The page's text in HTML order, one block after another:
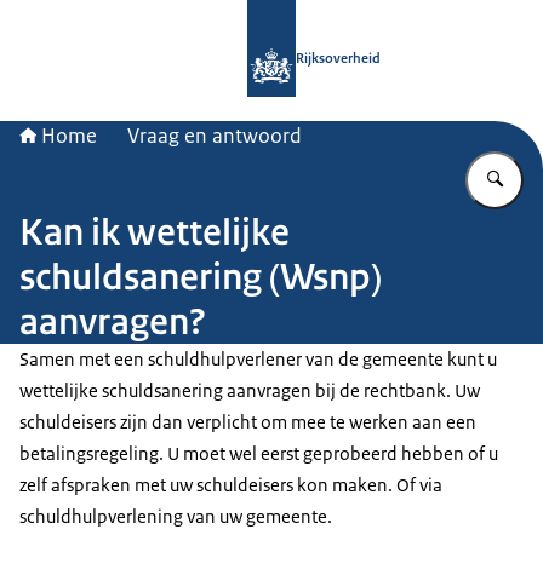
Rijksoverheid
Home Vraag en antwoord
Kan ik wettelijke
schuldsanering (Wsnp)
aanvragen?
Samen met een schuldhulpverlener van de gemeente kunt u
wettelijke schuldsanering aanvragen bij de rechtbank. Uw
schuldeisers zijn dan verplicht om mee te werken aan een
betalingsregeling. U moet wel eerst geprobeerd hebben of u
zelf afspraken met uw schuldeisers kon maken. Of via
schuldhulpverlening van uw gemeente.